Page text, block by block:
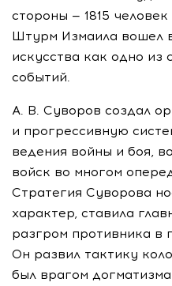
стороны — 1815
Штурм Измаила вошел
искусства как одно из
событий.
А. В. Суворов создал
и прогрессивную
ведения войны и боя,
войск во многом
Стратегия Суворова
характер, ставила
разгром противника в
Он развил тактику
был врагом